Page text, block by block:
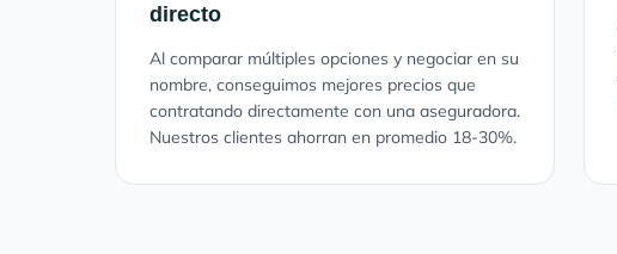
directo
Al comparar múltiples opciones y negociar en su
nombre, conseguimos mejores precios que
contratando directamente con una aseguradora.
Nuestros clientes ahorran en promedio 18-30%.